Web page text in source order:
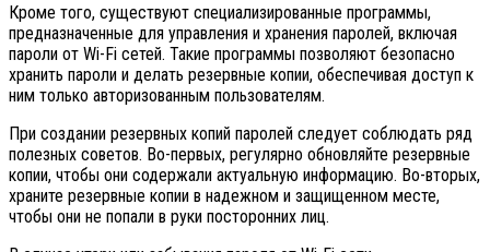
Кроме того, существуют специализированные программы,
предназначенные для управления и хранения паролей, включая
пароли от Wi-Fi сетей. Такие программы позволяют безопасно
хранить пароли и делать резервные копии, обеспечивая доступ к
ним только авторизованным пользователям.
При создании резервных копий паролей следует соблюдать ряд
полезных советов. Во-первых, регулярно обновляйте резервные
копии, чтобы они содержали актуальную информацию. Во-вторых,
храните резервные копии в надежном и защищенном месте,
чтобы они не попали в руки посторонних лиц.